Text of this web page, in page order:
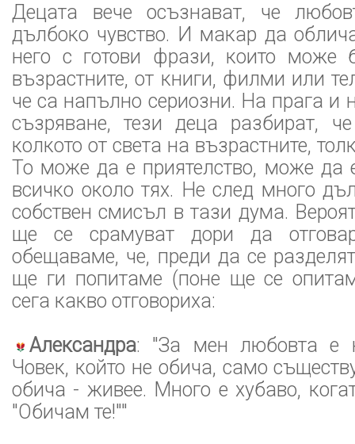
Децата вече осъзнават, че
дълбоко чувство. И макар да
него с готови фрази, които може
възрастните, от книги, филми или
че са напълно сериозни. На прага и
съзряване, тези деца разбират,
колкото от света на възрастните,
То може да е приятелство, може да
всичко около тях. Не след много
собствен смисъл в тази дума.
ще се срамуват дори да
обещаваме, че, преди да се
ще ги попитаме (поне ще се
сега какво отговориха:
Александра: "За мен любовта е
Човек, който не обича, само
обича - живее. Много е хубаво,
"Обичам те!""